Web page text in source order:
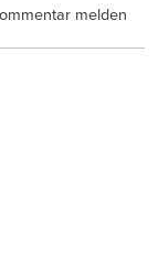
melden